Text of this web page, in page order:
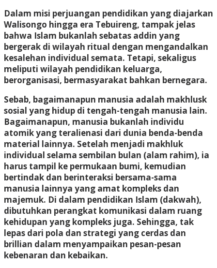
Dalam misi perjuangan pendidikan yang diajarkan
Walisongo hingga era Tebuireng, tampak jelas
bahwa Islam bukanlah sebatas addin yang
bergerak di wilayah ritual dengan mengandalkan
kesalehan individual semata. Tetapi, sekaligus
meliputi wilayah pendidikan keluarga,
berorganisasi, bermasyarakat bahkan bernegara.
Sebab, bagaimanapun manusia adalah makhlusk
sosial yang hidup di tengah-tengah manusia lain.
Bagaimanapun, manusia bukanlah individu
atomik yang teralienasi dari dunia benda-benda
material lainnya. Setelah menjadi makhluk
individual selama sembilan bulan (alam rahim), ia
harus tampil ke permukaan bumi, kemudian
bertindak dan berinteraksi bersama-sama
manusia lainnya yang amat kompleks dan
majemuk. Di dalam pendidikan Islam (dakwah),
dibutuhkan perangkat komunikasi dalam ruang
kehidupan yang kompleks juga. Sehingga, tak
lepas dari pola dan strategi yang cerdas dan
brillian dalam menyampaikan pesan-pesan
kebenaran dan kebaikan.